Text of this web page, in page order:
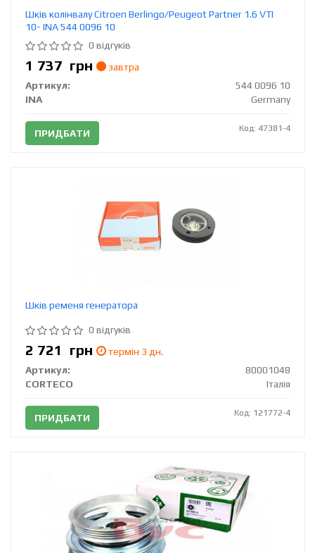
Шків колінвалу Citroen Berlingo/Peugeot Partner 1.6 VTI
10- INA 544 0096 10
0 відгуків
1 737 грн
завтра
Артикул:
544 0096 10
INA
Germany
ПРИДБАТИ Код: 47381-4
Шків ременя генератора
0 відгуків
2 721 грн
термін 3 дн.
Артикул:
80001048
CORTECO
Італія
ПРИДБАТИ Код: 121772-4